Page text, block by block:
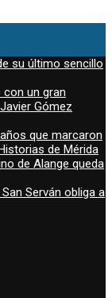
su último sencillo
con un gran
Gómez
que marcaron
de Mérida
de Alange queda
Serván obliga a